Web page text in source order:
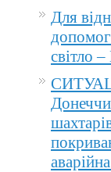
Для
світло